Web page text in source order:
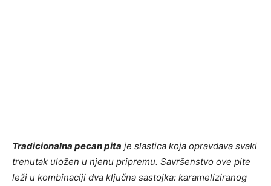
Tradicionalna pecan pita je slastica koja opravdava svaki
trenutak uložen u njenu pripremu. Savršenstvo ove pite
leži u kombinaciji dva ključna sastojka: karameliziranog